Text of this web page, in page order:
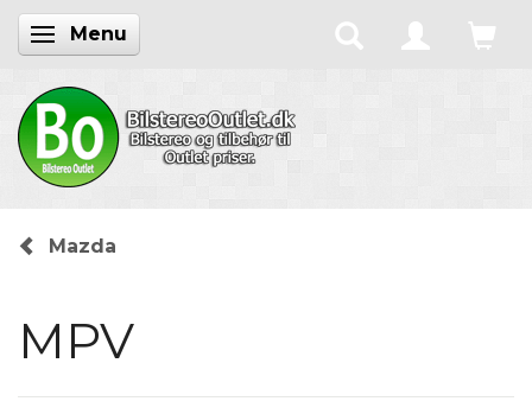
Skifte navigation
Menu
Mazda
MPV